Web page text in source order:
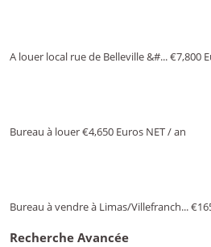
A louer local rue de Belleville &#...€7,800
Bureau à louer€4,650 Euros NET / an
Bureau à vendre à Limas/Villefranch...
Recherche Avancée